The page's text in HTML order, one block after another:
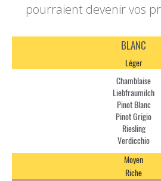
pourraient devenir vos
BLANC
Léger
Chamblaise
Liebfraumilch
Pinot Blanc
Pinot Grigio
Riesling
Verdicchio
Moyen
Riche